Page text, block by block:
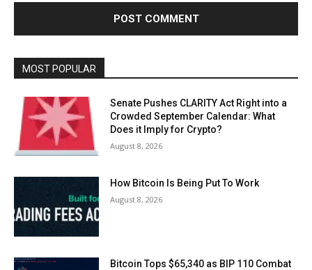
MOST POPULAR
Senate Pushes CLARITY Act Right into a
Crowded September Calendar: What
Does it Imply for Crypto?
August 8, 2026
How Bitcoin Is Being Put To Work
August 8, 2026
Bitcoin Tops $65,340 as BIP 110 Combat